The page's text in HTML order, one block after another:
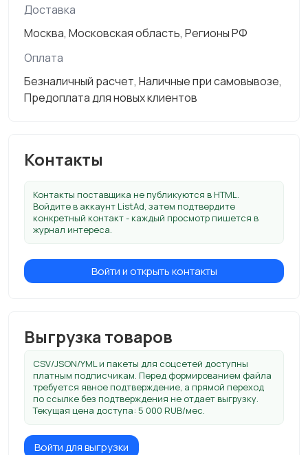
Доставка
Москва, Московская область, Регионы РФ
Оплата
Безналичный расчет, Наличные при самовывозе,
Предоплата для новых клиентов
Контакты
Контакты поставщика не публикуются в HTML.
Войдите в аккаунт ListAd, затем подтвердите
конкретный контакт - каждый просмотр пишется в
журнал интереса.
Войти и открыть контакты
Выгрузка товаров
CSV/JSON/YML и пакеты для соцсетей доступны
платным подписчикам. Перед формированием файла
требуется явное подтверждение, а прямой переход
по ссылке без подтверждения не отдает выгрузку.
Текущая цена доступа: 5 000 RUB/мес.
Войти для выгрузки